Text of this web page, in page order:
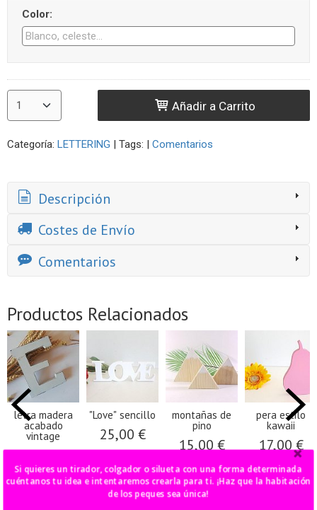
Color:
Añadir a Carrito
Categoría: LETTERING Tags: Comentarios
Descripción
Costes de Envío
Comentarios
Productos Relacionados
letra madera
acabado
vintage
6,00 €
"Love" sencillo
25,00 €
montañas de
pino
15,00 €
pera estilo
kawaii
17,00 €
Si quieres un tirador, colgador o silueta con una forma determinada
cuéntanos tu idea e intentaremos crearla para ti. ¡Haz que la habitación
de los peques sea única!